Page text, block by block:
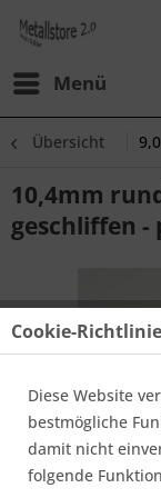
Menü
Übersicht
10,4mm
geschliffen -
Cookie-
Diese Website
bestmögliche
damit nicht
folgende